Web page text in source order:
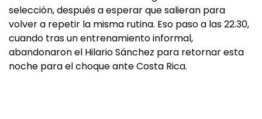
selección, después a esperar que salieran para
volver a repetir la misma rutina. Eso paso a las 22.30,
cuando tras un entrenamiento informal,
abandonaron el Hilario Sánchez para retornar esta
noche para el choque ante Costa Rica.